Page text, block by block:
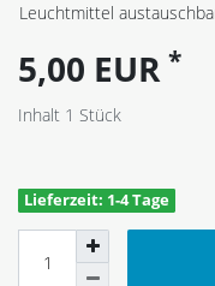
Leuchtmittel
5,00 EUR *
Inhalt 1 Stück
Lieferzeit: 1-4 Tage